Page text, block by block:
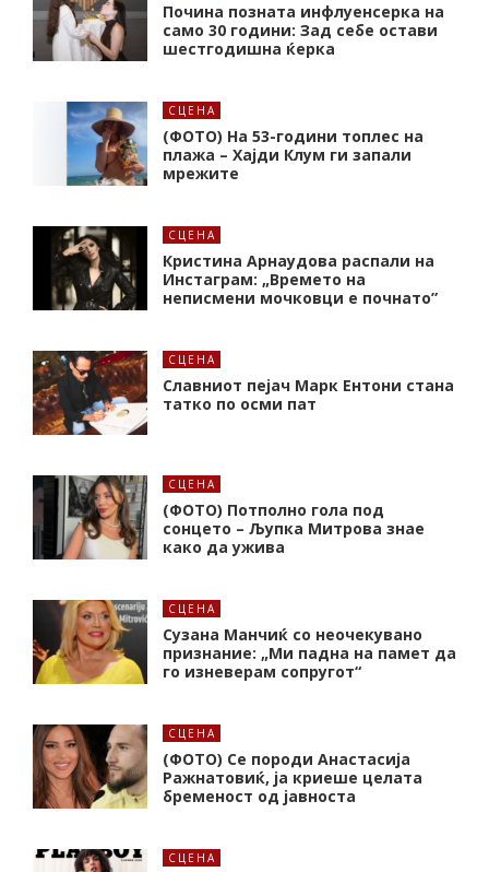
Почина позната инфлуенсерка на
само 30 години: Зад себе остави
шестгодишна ќерка
СЦЕНА
(ФОТО) На 53-години топлес на
плажа – Хајди Клум ги запали
мрежите
СЦЕНА
Кристина Арнаудова распали на
Инстаграм: „Времето на
неписмени мочковци е почнато”
СЦЕНА
Славниот пејач Марк Ентони стана
татко по осми пат
СЦЕНА
(ФОТО) Потполно гола под
сонцето – Љупка Митрова знае
како да ужива
СЦЕНА
Сузана Манчиќ со неочекувано
признание: „Ми падна на памет да
го изневерам сопругот“
СЦЕНА
(ФОТО) Се породи Анастасија
Ражнатовиќ, ја криеше целата
бременост од јавноста
СЦЕНА